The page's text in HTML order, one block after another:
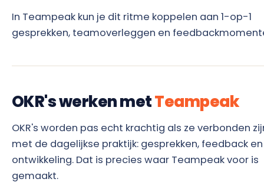
In Teampeak kun je dit ritme koppelen aan 1-op-1
gesprekken, teamoverleggen en
OKR's werken metTeampeak
OKR's worden pas echt krachtig als ze verbonden
met de dagelijkse praktijk: gesprekken, feedback en
ontwikkeling. Dat is precies waar Teampeak voor is
gemaakt.